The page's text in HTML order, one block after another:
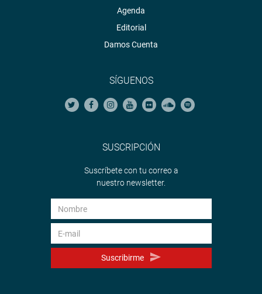
Agenda
Editorial
Damos Cuenta
SÍGUENOS
SUSCRIPCIÓN
Suscríbete con tu correo a
nuestro newsletter.
Suscribirme